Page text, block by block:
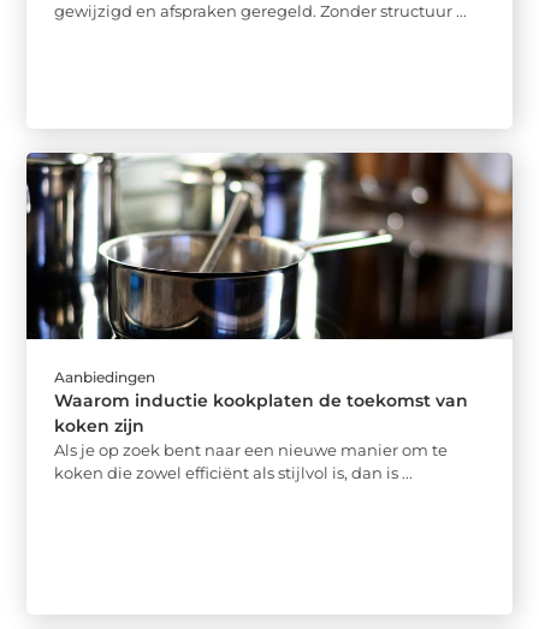
gewijzigd en afspraken geregeld. Zonder structuur ...
Aanbiedingen
Waarom inductie kookplaten de toekomst van
koken zijn
Als je op zoek bent naar een nieuwe manier om te
koken die zowel efficiënt als stijlvol is, dan is ...